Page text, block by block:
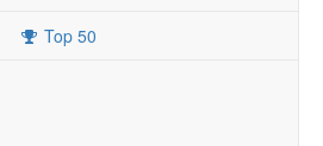
Top 50